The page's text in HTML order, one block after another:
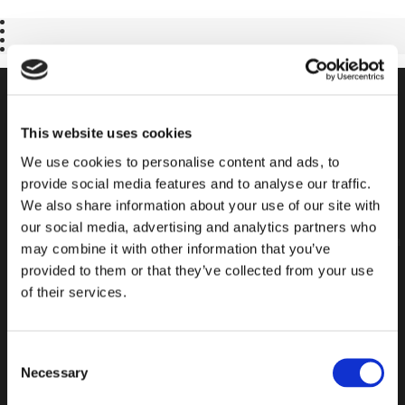
This website uses cookies
We use cookies to personalise content and ads, to
provide social media features and to analyse our traffic.
We also share information about your use of our site with
our social media, advertising and analytics partners who
may combine it with other information that you’ve
provided to them or that they’ve collected from your use
of their services.
Selection
Necessary
INSTALAR
¡AHORRA TIEMPO Y DINERO, Y HAZLO TÚ
MISMO!
El sistema EasyGlass es la solución perfecta para los
aficionados al bricolaje. ¡Ve nuestro vídeo tutorial y mejora
el aspecto de tu hogar hoy mismo!